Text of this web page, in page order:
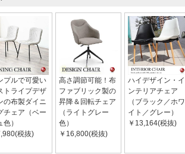
プルで可愛い
トライプデザ
の布製ダイニ
チェア（ベー
色）
税抜)
高さ調節可能！布
ファブリック製の
昇降＆回転チェア
（ライトグレー
色）
￥16,800(税抜)
ハイデザイン・イ
ンテリアチェア
（ブラック／ホワ
イト／グレー）
￥13,164(税抜)